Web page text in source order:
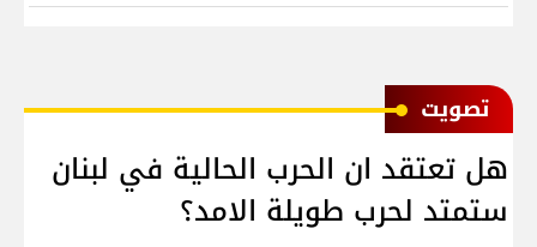
ﺗﺼﻮﻳﺖ
هل تعتقد ان الحرب الحالية في لبنان
ستمتد لحرب طويلة الامد؟